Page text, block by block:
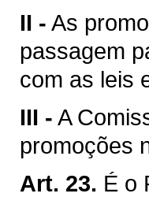
II - As
passagem
com as leis
III - A
promoções
Art. 23. É o